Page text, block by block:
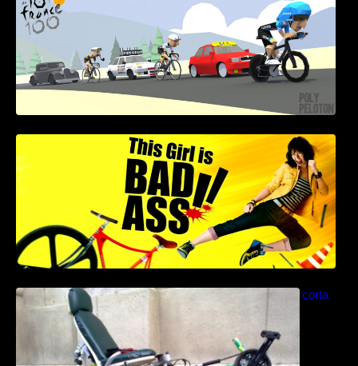
This Girl Is Badass – Escena lucha en bici
Como construir una bicicleta reclinada corta
paso a paso